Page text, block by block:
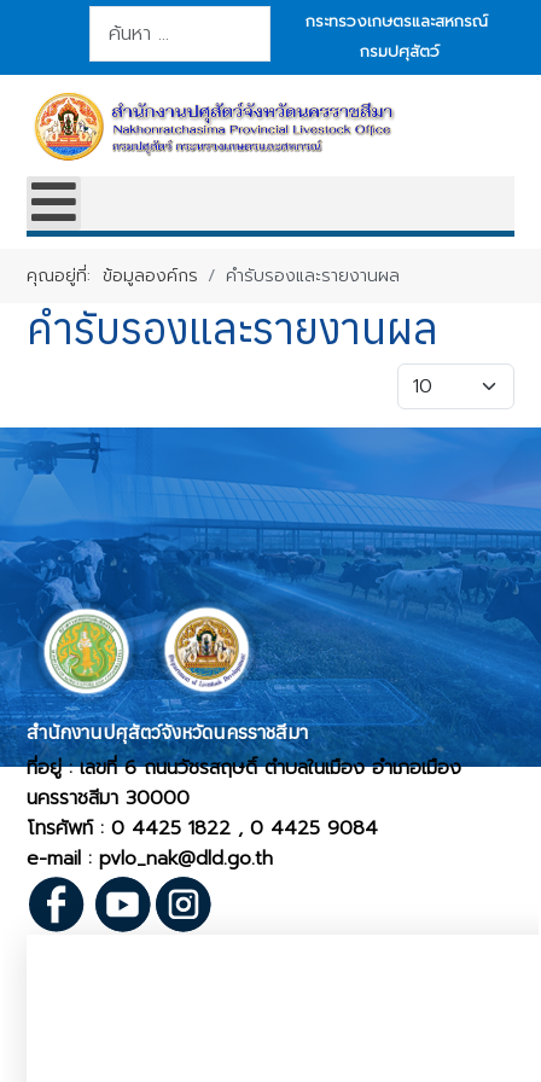
การค้นหา
กระทรวงเกษตรและสหกรณ์
กรมปศุสัตว์
คุณอยู่ที่:ข้อมูลองค์กร คำรับรองและรายงานผล
คำรับรองและรายงานผล
แสดง #
สำนักงานปศุสัตว์จังหวัดนครราชสีมา
ที่อยู่ : เลขที่ 6 ถนนวัชรสฤษดิ์ ตำบลในเมือง อำเภอเมือง
นครราชสีมา 30000
โทรศัพท์ : 0 4425 1822 , 0 4425 9084
e-mail : pvlo_nak@dld.go.th